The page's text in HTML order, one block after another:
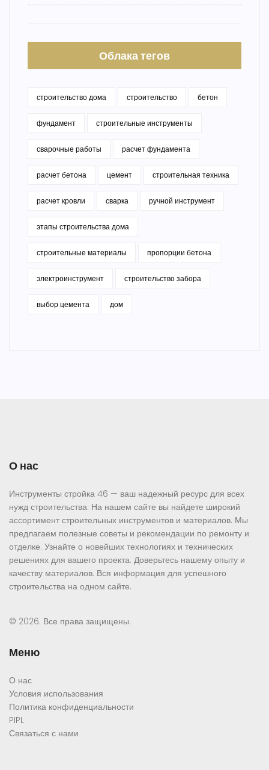
Облака тегов
строительство дома строительство бетон
фундамент строительные инструменты
сварочные работы расчет фундамента
расчет бетона цемент строительная техника
расчет кровли сварка ручной инструмент
этапы строительства дома
строительные материалы пропорции бетона
электроинструмент строительство забора
выбор цемента дом
О нас
Инструменты стройка 46 — ваш надежный ресурс для всех
нужд строительства. На нашем сайте вы найдете широкий
ассортимент строительных инструментов и материалов. Мы
предлагаем полезные советы и рекомендации по ремонту и
отделке. Узнайте о новейших технологиях и технических
решениях для вашего проекта. Доверьтесь нашему опыту и
качеству материалов. Вся информация для успешного
строительства на одном сайте.
© 2026. Все права защищены.
Меню
О нас
Условия использования
Политика конфиденциальности
PIPL
Связаться с нами